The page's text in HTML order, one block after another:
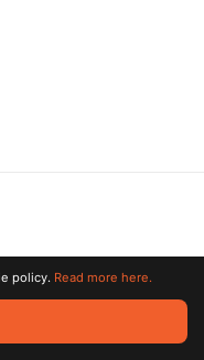
reserved. All trademarks
policy. Read more here.